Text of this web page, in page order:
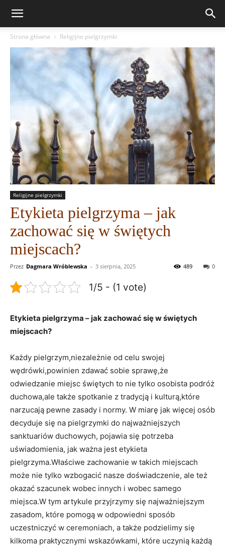
Strona główna Religijne pielgrzymki
Religijne pielgrzymki
Etykieta pielgrzyma – jak
zachować się w świętych
miejscach?
Przez Dagmara Wróblewska - 3 sierpnia, 2025 0
489
1/5 - (1 vote)
Etykieta pielgrzyma – jak ‌zachować‌ się w świętych
⁤miejscach?
Każdy pielgrzym,niezależnie od celu swojej
wędrówki,powinien zdawać sobie sprawę,że
odwiedzanie miejsc​ świętych to ⁣nie‍ tylko osobista ‌podróż
duchowa,ale ⁣także spotkanie z tradycją i kulturą,które
narzucają pewne ⁣zasady i normy.​ W miarę jak więcej osób
decyduje ‍się na pielgrzymki do najważniejszych
sanktuariów duchowych, pojawia się‍ potrzeba ​
uświadomienia,⁤ jak ⁢ważna jest etykieta
pielgrzyma.Właściwe zachowanie w⁢ takich miejscach
może nie tylko wzbogacić ‍nasze doświadczenie, ale też‌
okazać szacunek wobec innych i wobec samego
miejsca.W tym ⁤artykule przyjrzymy się ‌najważniejszym
zasadom, które pomogą ⁤w odpowiedni sposób
uczestniczyć ‍w ceremoniach, a ⁢także⁢ podzielimy się
kilkoma praktycznymi wskazówkami, które uczynią‌ każdą